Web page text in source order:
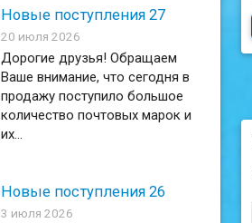
Новые поступления 27
20 июля 2026
Дорогие друзья! Обращаем
Ваше внимание, что сегодня в
продажу поступило большое
количество почтовых марок и
их...
Новые поступления 26
3 июля 2026